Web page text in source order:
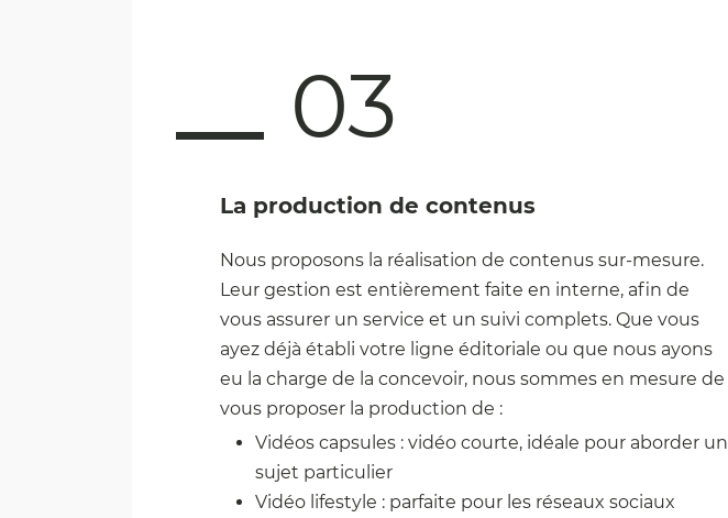
03
La production de contenus
Nous proposons la réalisation de contenus sur-mesure.
Leur gestion est entièrement faite en interne, afin de
vous assurer un service et un suivi complets. Que vous
ayez déjà établi votre ligne éditoriale ou que nous ayons
eu la charge de la concevoir, nous sommes en mesure de
vous proposer la production de :
Vidéos capsules : vidéo courte, idéale pour aborder un
sujet particulier
Vidéo lifestyle : parfaite pour les réseaux sociaux